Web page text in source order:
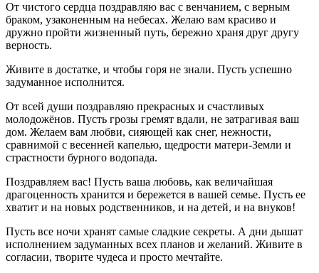
От чистого сердца поздравляю вас с венчанием, с верным
браком, узаконенным на небесах. Желаю вам красиво и
дружно пройти жизненный путь, бережно храня друг другу
верность.
Живите в достатке, и чтобы горя не знали. Пусть успешно
задуманное исполнится.
От всей души поздравляю прекрасных и счастливых
молодожёнов. Пусть грозы гремят вдали, не затрагивая ваш
дом. Желаем вам любви, сияющей как снег, нежности,
сравнимой с весенней капелью, щедрости матери-Земли и
страстности бурного водопада.
Поздравляем вас! Пусть ваша любовь, как величайшая
драгоценность хранится и бережется в вашей семье. Пусть ее
хватит и на новых родственников, и на детей, и на внуков!
Пусть все ночи хранят самые сладкие секреты. А дни дышат
исполнением задуманных всех планов и желаний. Живите в
согласии, творите чудеса и просто мечтайте.